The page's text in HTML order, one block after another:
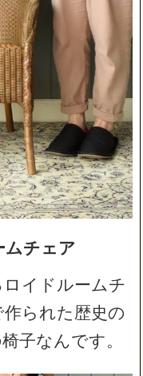
ムチェア
イドルームチ
られた歴史の
子なんです。